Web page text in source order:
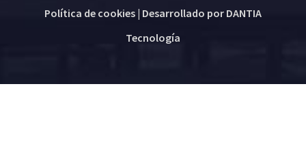
Política de cookies| Desarrollado por DANTIA
Tecnología